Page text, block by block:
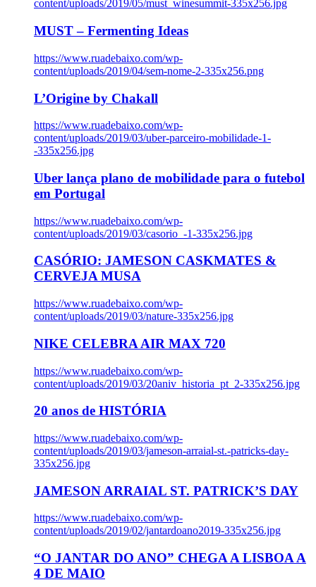
content/uploads/2019/05/must_winesummit-335x256.jpg
MUST – Fermenting Ideas
https://www.ruadebaixo.com/wp-
content/uploads/2019/04/sem-nome-2-335x256.png
L’Origine by Chakall
https://www.ruadebaixo.com/wp-
content/uploads/2019/03/uber-parceiro-mobilidade-1-
-335x256.jpg
Uber lança plano de mobilidade para o futebol
em Portugal
https://www.ruadebaixo.com/wp-
content/uploads/2019/03/casorio_-1-335x256.jpg
CASÓRIO: JAMESON CASKMATES &
CERVEJA MUSA
https://www.ruadebaixo.com/wp-
content/uploads/2019/03/nature-335x256.jpg
NIKE CELEBRA AIR MAX 720
https://www.ruadebaixo.com/wp-
content/uploads/2019/03/20aniv_historia_pt_2-335x256.jpg
20 anos de HISTÓRIA
https://www.ruadebaixo.com/wp-
content/uploads/2019/03/jameson-arraial-st.-patricks-day-
335x256.jpg
JAMESON ARRAIAL ST. PATRICK’S DAY
https://www.ruadebaixo.com/wp-
content/uploads/2019/02/jantardoano2019-335x256.jpg
“O JANTAR DO ANO” CHEGA A LISBOA A
4 DE MAIO